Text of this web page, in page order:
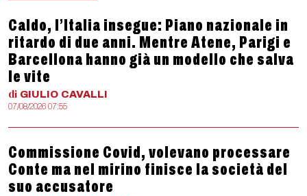
Caldo, l’Italia insegue: Piano nazionale in
ritardo di due anni. Mentre Atene, Parigi e
Barcellona hanno già un modello che salva
le vite
di GIULIO CAVALLI
07/08/2026 07:55
Commissione Covid, volevano processare
Conte ma nel mirino finisce la società del
suo accusatore